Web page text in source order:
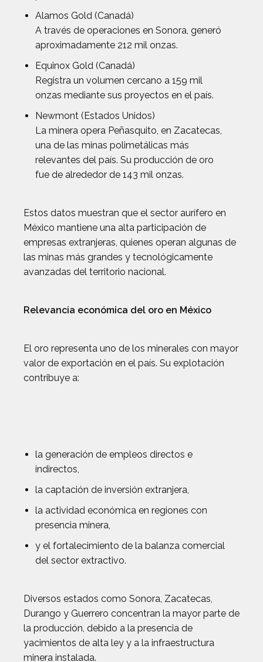
Alamos Gold (Canadá)
A través de operaciones en Sonora, generó
aproximadamente 212 mil onzas.
Equinox Gold (Canadá)
Registra un volumen cercano a 159 mil
onzas mediante sus proyectos en el país.
Newmont (Estados Unidos)
La minera opera Peñasquito, en Zacatecas,
una de las minas polimetálicas más
relevantes del país. Su producción de oro
fue de alrededor de 143 mil onzas.
Estos datos muestran que el sector aurífero en
México mantiene una alta participación de
empresas extranjeras, quienes operan algunas de
las minas más grandes y tecnológicamente
avanzadas del territorio nacional.
Relevancia económica del oro en México
El oro representa uno de los minerales con mayor
valor de exportación en el país. Su explotación
contribuye a:
la generación de empleos directos e
indirectos,
la captación de inversión extranjera,
la actividad económica en regiones con
presencia minera,
y el fortalecimiento de la balanza comercial
del sector extractivo.
Diversos estados como Sonora, Zacatecas,
Durango y Guerrero concentran la mayor parte de
la producción, debido a la presencia de
yacimientos de alta ley y a la infraestructura
minera instalada.